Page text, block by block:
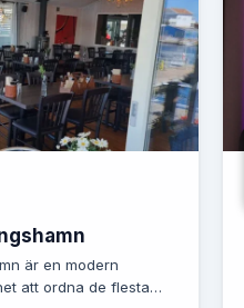
är en modern
att ordna de flesta